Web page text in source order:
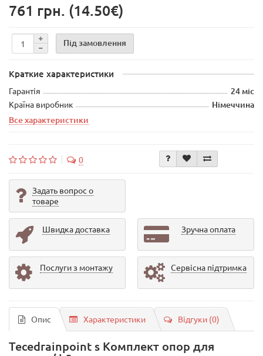
761 грн. (14.50€)
Під замовлення
Краткие характеристики
Гарантія 24 міс
Країна виробник
Німеччина
Все характеристики
0
Задать вопрос о
товаре
Швидка доставка Зручна оплата
Послуги з монтажу Сервісна підтримка
Опис Характеристики Відгуки (0)
Tecedrainpoint s Комплект опор для